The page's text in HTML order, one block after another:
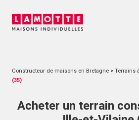
Constructeur de maisons en Bretagne > Terrains
(35)
Acheter un terrain